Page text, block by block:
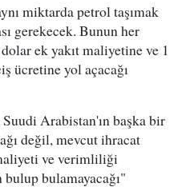
miktarda petrol taşımak
gerekecek. Bunun her
ek yakıt maliyetine ve 1
ücretine yol açacağı
Arabistan'ın başka bir
değil, mevcut ihracat
ve verimliliği
bulamayacağı"